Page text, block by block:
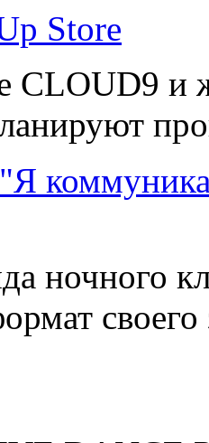
Store
CLOUD9 и
ночного
своего